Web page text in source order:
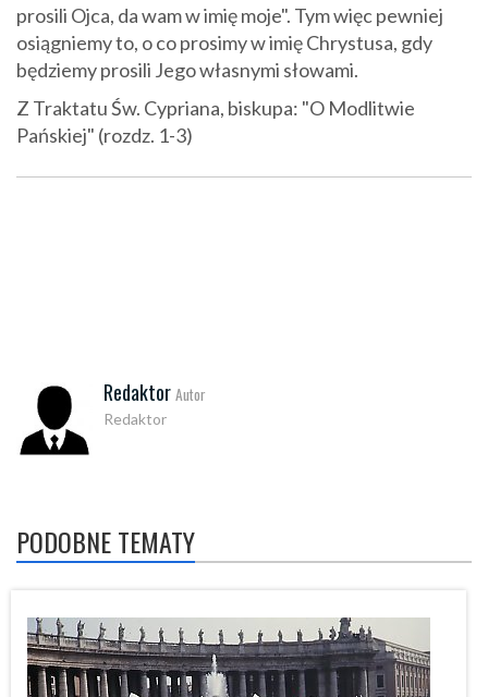
prosili Ojca, da wam w imię moje". Tym więc pewniej
osiągniemy to, o co prosimy w imię Chrystusa, gdy
będziemy prosili Jego własnymi słowami.
Z Traktatu Św. Cypriana, biskupa: "O Modlitwie
Pańskiej" (rozdz. 1-3)
Redaktor Autor
Redaktor
PODOBNE TEMATY